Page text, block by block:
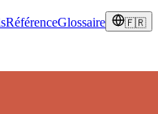
RéférenceGlossaire 🇫🇷